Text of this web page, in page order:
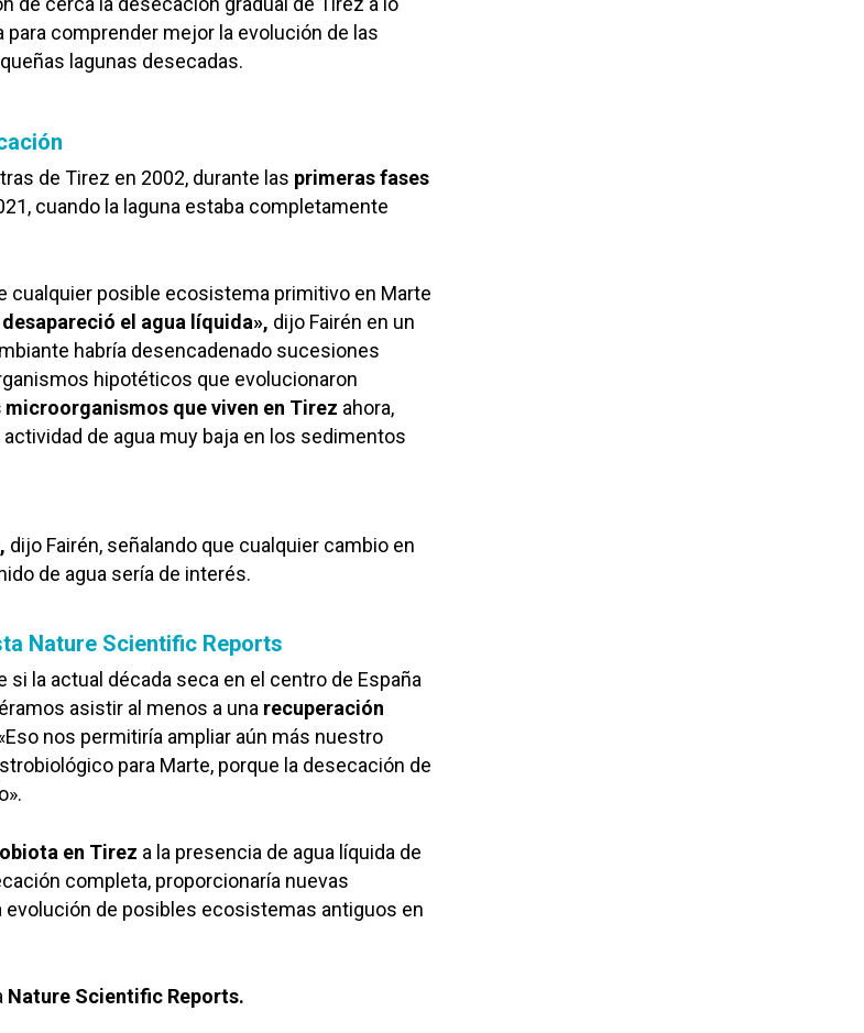
para comprender mejor la evolución de las
lagunas desecadas.
de Tirez en 2002, durante las primeras fases
cuando la laguna estaba completamente
cualquier posible ecosistema primitivo en Marte
el agua líquida», dijo Fairén en un
habría desencadenado sucesiones
hipotéticos que evolucionaron
microorganismos que viven en Tirez ahora,
de agua muy baja en los sedimentos
dijo Fairén, señalando que cualquier cambio en
de agua sería de interés.
Nature Scientific Reports
la actual década seca en el centro de España
asistir al menos a una recuperación
nos permitiría ampliar aún más nuestro
para Marte, porque la desecación de
en Tirez a la presencia de agua líquida de
completa, proporcionaría nuevas
de posibles ecosistemas antiguos en
Nature Scientific Reports.